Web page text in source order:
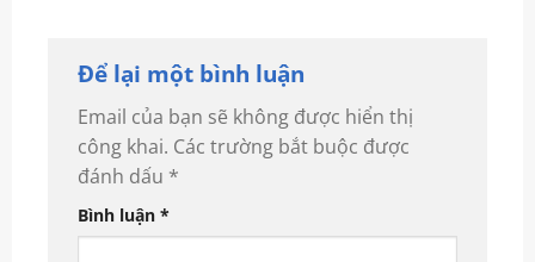
Để lại một bình luận
Email của bạn sẽ không được hiển thị
công khai. Các trường bắt buộc được
đánh dấu *
Bình luận *